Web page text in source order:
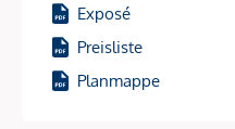
– einer der modernsten
Quartiersversorgung.
Exposé
Preisliste
Planmappe